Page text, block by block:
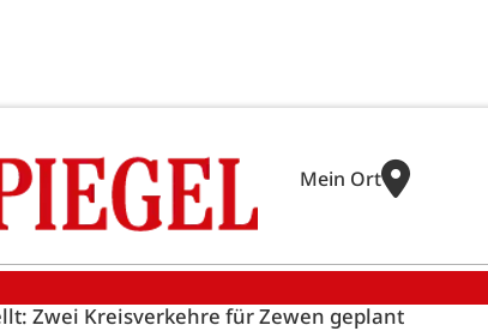
Mein Ort
Zwei Kreisverkehre für Zewen geplant